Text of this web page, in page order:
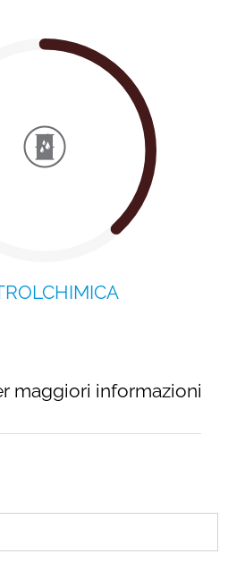
maggiori informazioni